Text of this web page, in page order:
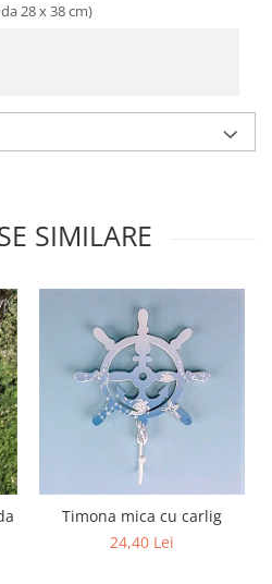
28 x 38 cm)
SIMILARE
Timona mica cu carlig
24,40 Lei